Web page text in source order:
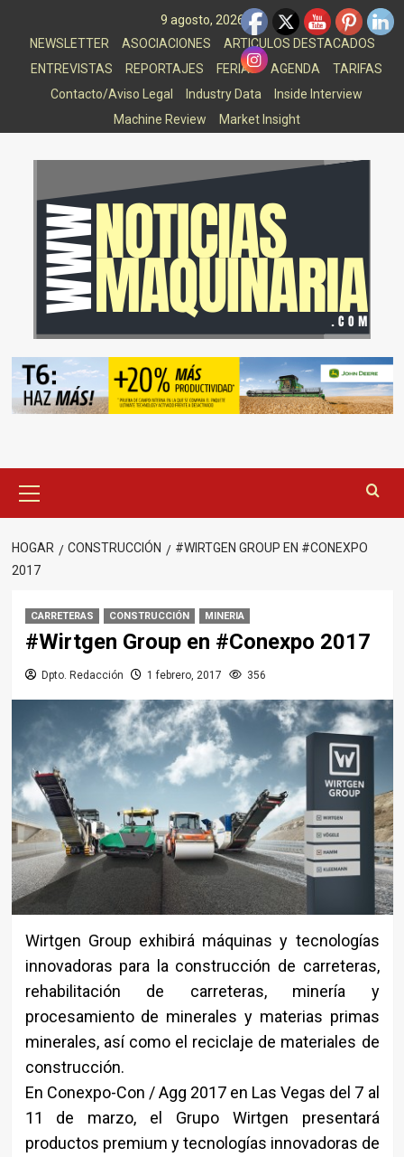
9 agosto, 2026
NEWSLETTER
ASOCIACIONES
ARTICULOS DESTACADOS
ENTREVISTAS
REPORTAJES FERIAS AGENDA
TARIFAS
Contacto/Aviso Legal
Industry Data
Inside Interview
Machine Review
Market Insight
principal
HOGAR CONSTRUCCIÓN
#WIRTGEN GROUP EN #CONEXPO
2017
CARRETERAS CONSTRUCCIÓN MINERIA
#Wirtgen Group en #Conexpo 2017
Dpto. Redacción 1 febrero, 2017 356
Wirtgen Group exhibirá máquinas y tecnologías
innovadoras para la construcción de carreteras,
rehabilitación de carreteras, minería y
procesamiento de minerales y materias primas
minerales, así como el reciclaje de materiales de
construcción.
En Conexpo-Con / Agg 2017 en Las Vegas del 7 al
11 de marzo, el Grupo Wirtgen presentará
productos premium y tecnologías innovadoras de